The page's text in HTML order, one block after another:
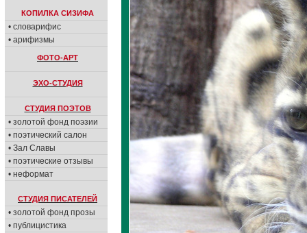
КОПИЛКА СИЗИФА
• словарифис
• арифизмы
ФОТО-АРТ
ЭХО-СТУДИЯ
СТУДИЯ ПОЭТОВ
• золотой фонд поэзии
• поэтический салон
• Зал Славы
• поэтические отзывы
• неформат
СТУДИЯ ПИСАТЕЛЕЙ
• золотой фонд прозы
• публицистика